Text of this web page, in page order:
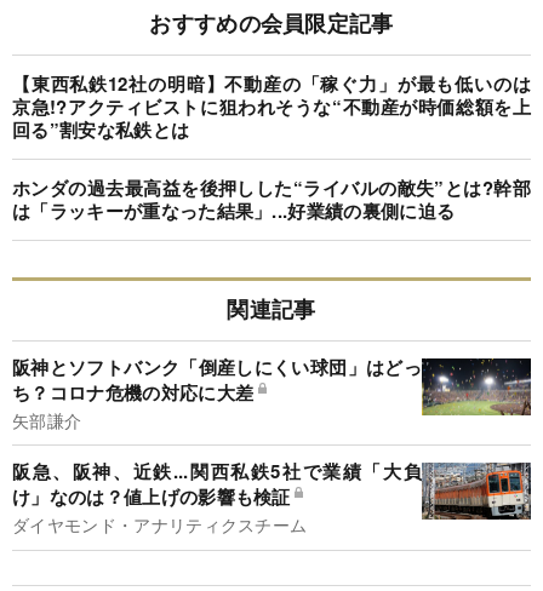
おすすめの会員限定記事
【東西私鉄12社の明暗】不動産の「稼ぐ力」が最も低いのは
京急!?アクティビストに狙われそうな“不動産が時価総額を上
回る”割安な私鉄とは
ホンダの過去最高益を後押しした“ライバルの敵失”とは?幹部
は「ラッキーが重なった結果」...好業績の裏側に迫る
関連記事
阪神とソフトバンク「倒産しにくい球団」はどっ
ち？コロナ危機の対応に大差
矢部謙介
阪急、阪神、近鉄...関西私鉄5社で業績「大負
け」なのは？値上げの影響も検証
ダイヤモンド・アナリティクスチーム